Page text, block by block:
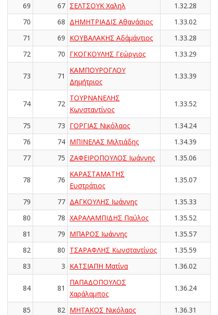
69 67 ΣΕΛΤΣΟΥΚ Χαληλ
1.32.28
70
68 ΔΗΜΗΤΡΙΑΔΙΣ Αθανάσιος
1.33.02
71
69 ΚΟΥΒΑΛΑΚΗΣ Αδάμάντιος
1.33.28
72
70 ΓΚΟΓΚΟΥΛΗΣ Γεώργιος 1.33.29
73 71
ΚΑΜΠΟΥΡΟΓΛΟΥ
Δημήτριος
1.33.39
74 72
ΤΟΥΡΝΑΝΕΛΗΣ
Κωνσταντίνος
1.33.52
75 73 ΓΟΡΓΙΑΣ Νικόλαος
1.34.24
76
74 ΜΠΙΝΕΛΑΣ Μιλτιάδης
1.34.39
77
75 ΖΑΦΕΙΡΟΠΟΥΛΟΣ Ιωάννης 1.35.06
78 76
ΚΑΡΑΣΤΑΜΑΤΗΣ
Ευστράτιος
1.35.07
79 77 ΔΑΓΚΟΥΛΗΣ Ιωάννης
1.35.33
80
78 ΧΑΡΑΛΑΜΠΙΔΗΣ Παύλος
1.35.52
81
79 ΜΠΑΡΟΣ Ιωάννης
1.35.57
82
80 ΤΣΑΡΑΦΛΗΣ Κωνσταντίνος
1.35.59
83
3 ΚΑΤΣΙΑΠΗ Ματίνα 1.36.02
84 81
ΠΑΠΑΔΟΠΟΥΛΟΣ
Χαράλαμπος
1.36.24
85 82 ΜΗΤΑΚΟΣ Νικόλαος
1.36.31